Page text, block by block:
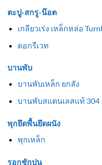
ตะปู-สกรู-น๊อต
เกลียวเร่ง เหล็กหล่อ
ดอกรีเวท
บานพับ
บานพับเหล็ก ยกลัง
บานพับสแตนเลสแท้ 304
พุกยึดพื้นยึดผนัง
พุกเหล็ก
รอกชักปูน